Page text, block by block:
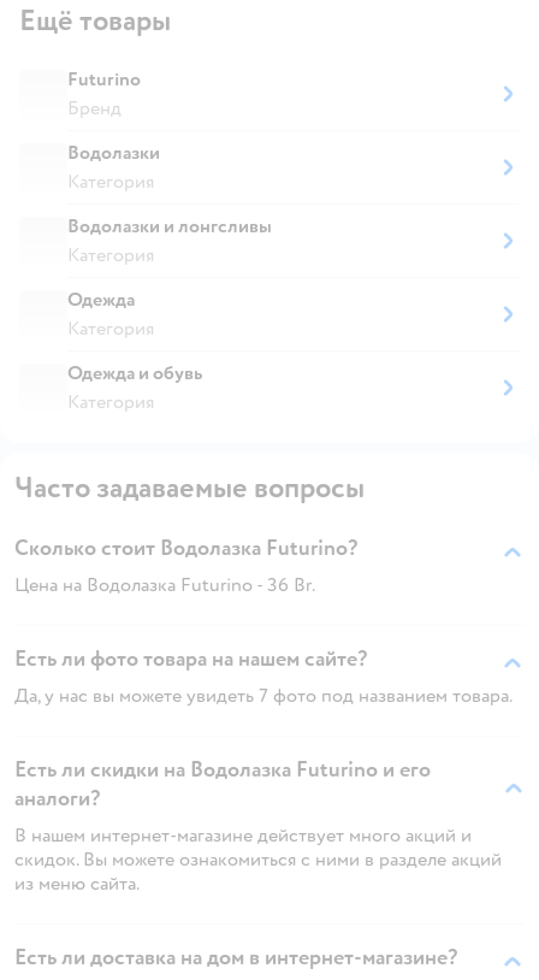
Ещё товары
Futurino
Бренд
Водолазки
Категория
Водолазки и лонгсливы
Категория
Одежда
Категория
Одежда и обувь
Категория
Часто задаваемые вопросы
Сколько стоит Водолазка Futurino?
Цена на Водолазка Futurino - 36 Br.
Есть ли фото товара на нашем сайте?
Да, у нас вы можете увидеть 7 фото под названием товара.
Есть ли скидки на Водолазка Futurino и его
аналоги?
В нашем интернет-магазине действует много акций и
скидок. Вы можете ознакомиться с ними в разделе акций
из меню сайта.
Есть ли доставка на дом в интернет-магазине?